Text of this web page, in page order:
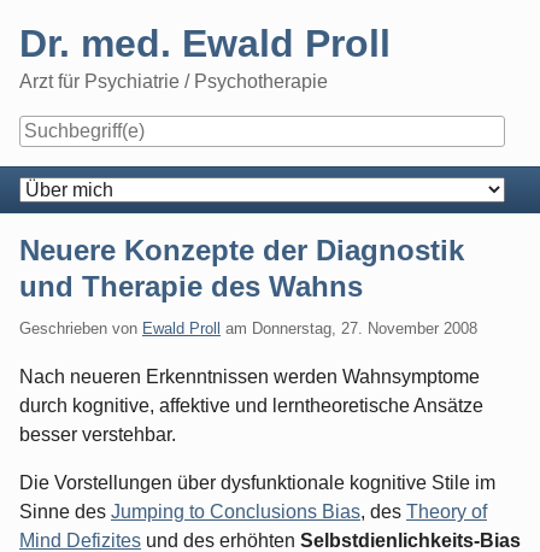
content
Dr. med. Ewald Proll
Arzt für Psychiatrie / Psychotherapie
Navigation
Neuere Konzepte der Diagnostik
und Therapie des Wahns
Geschrieben von Ewald Proll am Donnerstag, 27. November 2008
Nach neueren Erkenntnissen werden Wahnsymptome
durch kognitive, affektive und lerntheoretische Ansätze
besser verstehbar.
Die Vorstellungen über dysfunktionale kognitive Stile im
Sinne des Jumping to Conclusions Bias, des Theory of
Mind Defizites und des erhöhten Selbstdienlichkeits-Bias